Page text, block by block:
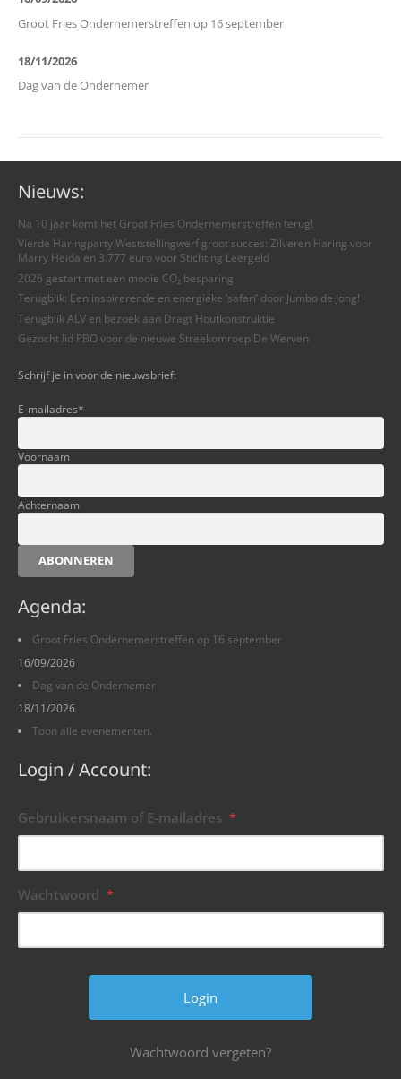
Groot Fries Ondernemerstreffen op 16 september
18/11/2026
Dag van de Ondernemer
Nieuws:
Na 10 jaar komt het Groot Fries Ondernemerstreffen terug!
Vierde Haringparty Weststellingwerf groot succes: Zilveren Haring voor
Marry Heida en 3.777 euro voor Stichting Leergeld
2026 gestart met een mooie CO₂ besparing
Terugblik: Een inspirerende en energieke ‘safari’ door Jumbo de Jong!
Terugblik ALV en bezoek aan Dragt Houtkonstruktie
Gezocht lid PBO voor de nieuwe Streekomroep De Werven
Schrijf je in voor de nieuwsbrief:
E-mailadres*
Voornaam
Achternaam
ABONNEREN
Agenda:
Groot Fries Ondernemerstreffen op 16 september
16/09/2026
Dag van de Ondernemer
18/11/2026
Toon alle evenementen.
Login / Account:
Gebruikersnaam of E-mailadres *
Wachtwoord *
Wachtwoord vergeten?